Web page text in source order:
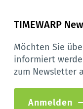
TIMEWARP
Möchten Sie
informiert
zum Newsletter
Anmelden